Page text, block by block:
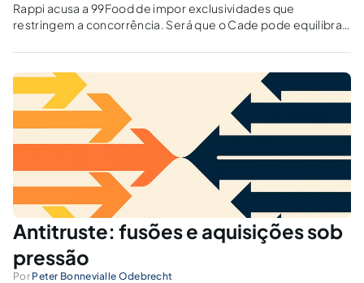
Rappi acusa a 99Food de impor exclusividades que
restringem a concorrência. Será que o Cade pode equilibrar
digital?
Antitruste: fusões e aquisições sob
pressão
Por Peter Bonnevialle Odebrecht